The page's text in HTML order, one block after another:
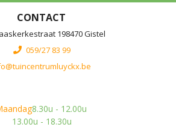
CONTACT
198470 Gistel
059/27 83 99
8.30u - 12.00u
13.00u - 18.30u